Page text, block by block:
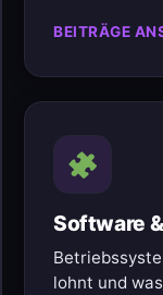
BEITRÄGE
Software
lohnt und